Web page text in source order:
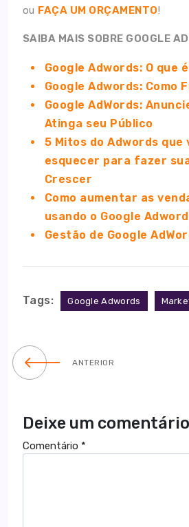
ou FAÇA UM ORÇAMENTO!
SAIBA MAIS SOBRE GOOGLE
Google Adwords: O que
Google Adwords: Como
Google AdWords:
Atinga seu Público
5 Mitos do Adwords que
esquecer para fazer
Crescer
Como aumentar as
usando o Google
Gestão de Google
Tags: Google Adwords
ANTERIOR
Deixe um comentário
Comentário *